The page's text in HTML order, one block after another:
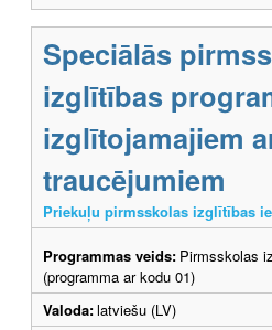
Speciālās
izglītības
izglītojamajiem
traucējumiem
Priekuļu pirmsskolas izglītības
Programmas veids: Pirmsskolas
(programma ar kodu 01)
Valoda:latviešu (LV)